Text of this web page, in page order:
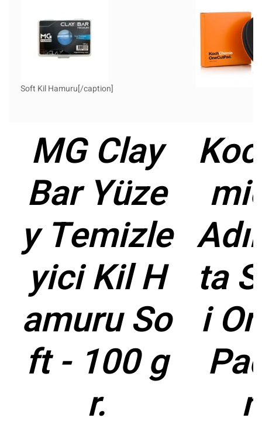
Soft Kil Hamuru[/caption]
MG Clay
Bar Yüze
y Temizle
yici Kil H
amuru So
ft - 100 g
r.
ta
i